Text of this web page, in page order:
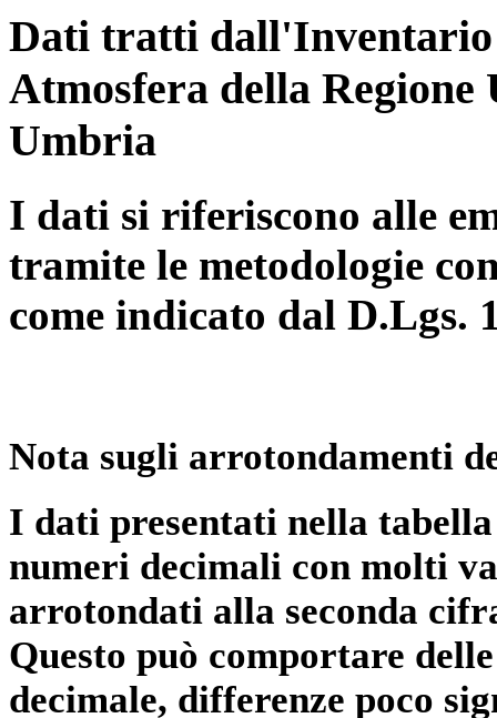
Dati tratti dall'Inventario
Atmosfera della
Umbria
I dati si riferiscono alle
tramite le metodologie
come indicato dal D.Lgs.
Nota sugli arrotondamenti
I dati presentati nella
numeri decimali con molti
arrotondati alla seconda
Questo può comportare
decimale, differenze poco